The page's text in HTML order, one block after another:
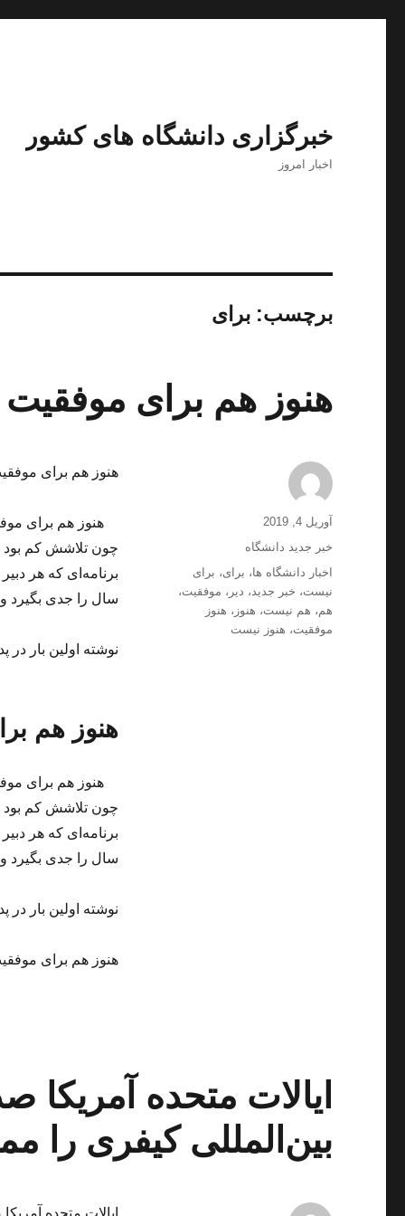
خبرگزاری دانشگاه های کشور
اخبار امروز
برچسب:برای
هنوز هم برای
هنوز هم برای
هنوز هم برای
چون تلاشش کم بود
برنامه‌ای که هر
سال را جدی
نوشته اولین بار در
هنوز هم
هنوز هم برای
چون تلاشش کم بود
برنامه‌ای که هر
سال را جدی
نوشته اولین بار در
هنوز هم برای
نویسنده
ارسال
آوریل 4, 2019
دسته‌ها
خبر جدید دانشگاه
برچسب‌ها
اخبار دانشگاه ها، برای، برای
نیست، خبر جدید، دیر ، موفقیت،
هم، هم نیست، هنوز ، هنوز
موفقیت، هنوز نیست
ایالات متحده آمریکا
بین‌المللی کیفری را
ایالات متحده